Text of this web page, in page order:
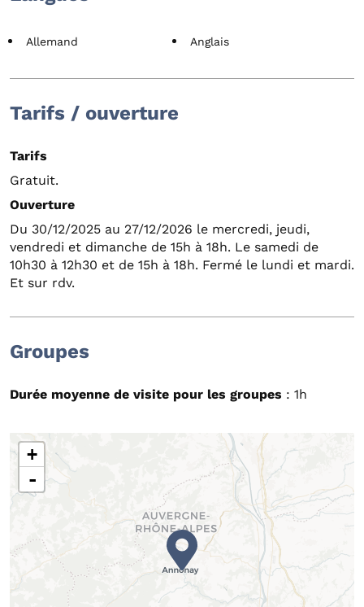
Allemand Anglais
Tarifs / ouverture
Tarifs
Gratuit.
Ouverture
Du 30/12/2025 au 27/12/2026 le mercredi, jeudi,
vendredi et dimanche de 15h à 18h. Le samedi de
10h30 à 12h30 et de 15h à 18h. Fermé le lundi et mardi.
Et sur rdv.
Groupes
Durée moyenne de visite pour les groupes : 1h
+
-